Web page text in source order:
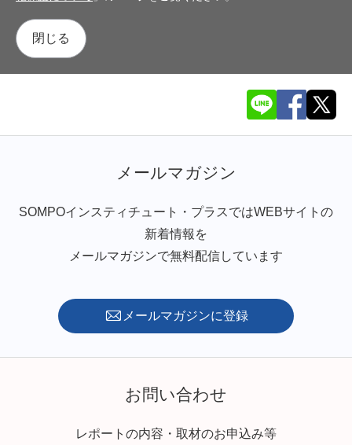
閉じる
メールマガジン
SOMPOインスティチュート・プラスではWEBサイトの
新着情報を
メールマガジンで無料配信しています
メールマガジンに登録
お問い合わせ
レポートの内容・取材のお申込み等